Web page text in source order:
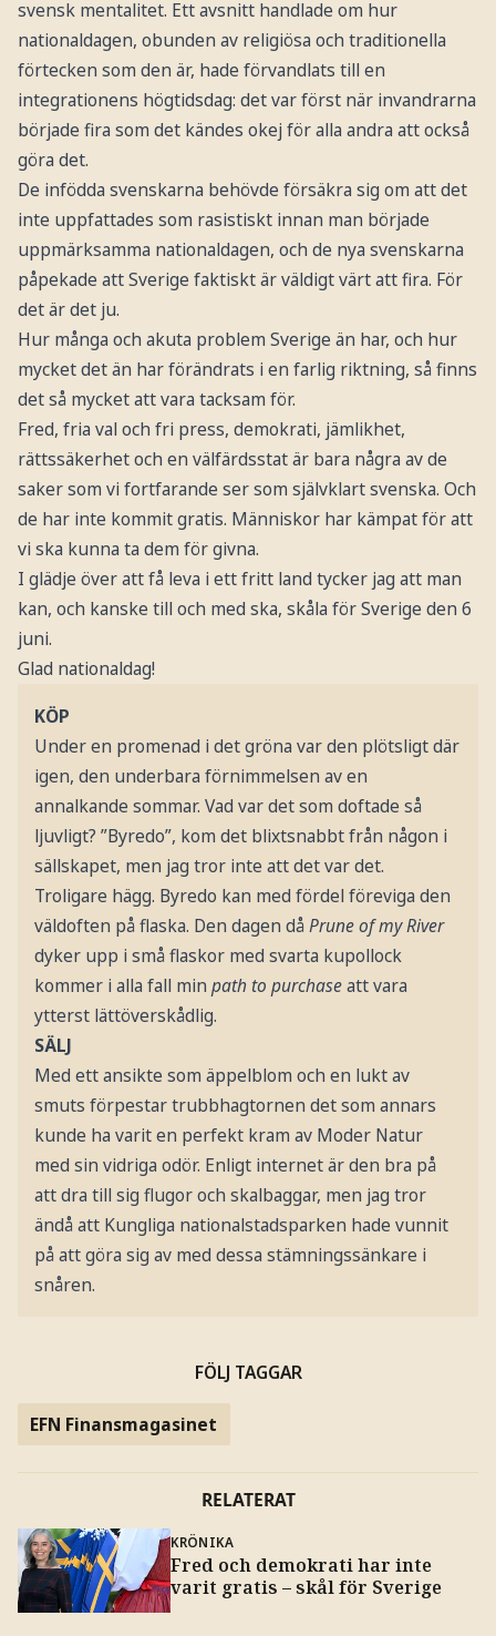
svensk mentalitet. Ett avsnitt handlade om hur
nationaldagen, obunden av religiösa och traditionella
förtecken som den är, hade förvandlats till en
integrationens högtidsdag: det var först när invandrarna
började fira som det kändes okej för alla andra att också
göra det.
De infödda svenskarna behövde försäkra sig om att det
inte uppfattades som rasistiskt innan man började
uppmärksamma nationaldagen, och de nya svenskarna
påpekade att Sverige faktiskt är väldigt värt att fira. För
det är det ju.
Hur många och akuta problem Sverige än har, och hur
mycket det än har förändrats i en farlig riktning, så finns
det så mycket att vara tacksam för.
Fred, fria val och fri press, demokrati, jämlikhet,
rättssäkerhet och en välfärdsstat är bara några av de
saker som vi fortfarande ser som självklart svenska. Och
de har inte kommit gratis. Människor har kämpat för att
vi ska kunna ta dem för givna.
I glädje över att få leva i ett fritt land tycker jag att man
kan, och kanske till och med ska, skåla för Sverige den 6
juni.
Glad nationaldag!
KÖP
Under en promenad i det gröna var den plötsligt där
igen, den underbara förnimmelsen av en
annalkande sommar. Vad var det som doftade så
ljuvligt? ”Byredo”, kom det blixtsnabbt från någon i
sällskapet, men jag tror inte att det var det.
Troligare hägg. Byredo kan med fördel föreviga den
väldoften på flaska. Den dagen dåPrune of my River
dyker upp i små flaskor med svarta kupollock
kommer i alla fall minpath to purchaseatt vara
ytterst lättöverskådlig.
SÄLJ
Med ett ansikte som äppelblom och en lukt av
smuts förpestar trubbhagtornen det som annars
kunde ha varit en perfekt kram av Moder Natur
med sin vidriga odör. Enligt internet är den bra på
att dra till sig flugor och skalbaggar, men jag tror
ändå att Kungliga nationalstadsparken hade vunnit
på att göra sig av med dessa stämningssänkare i
snåren.
FÖLJ TAGGAR
EFN Finansmagasinet
RELATERAT
KRÖNIKA
Fred och demokrati har inte
varit gratis – skål för Sverige